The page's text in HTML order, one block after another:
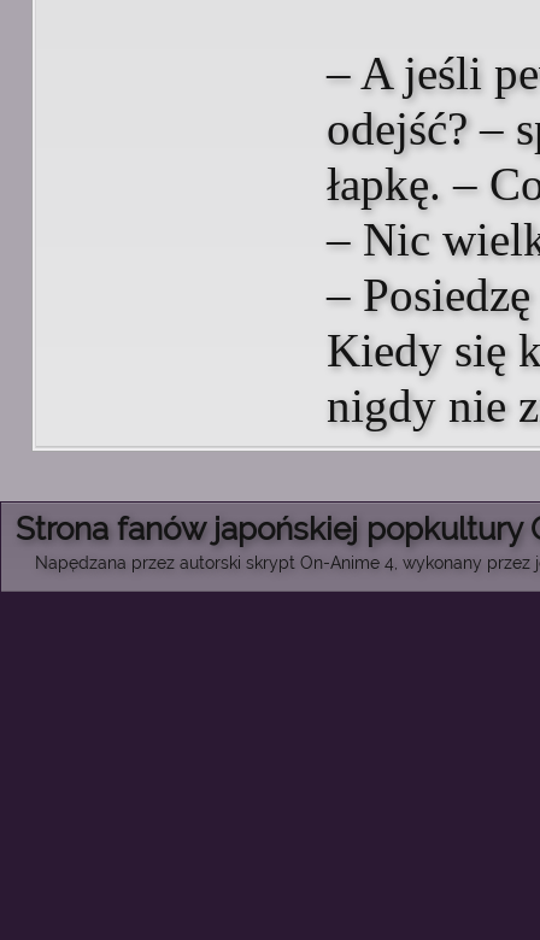
– A jeśli
odejść? –
łapkę. –
– Nic
–
Kiedy się
nigdy nie
Strona fanów japońskiej popkultury
Napędzana przez autorski skrypt On-Anime 4, wykonany przez